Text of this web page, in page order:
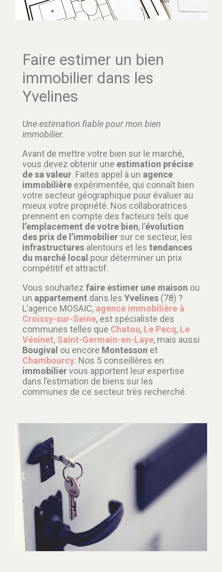
Faire estimer un bien
immobilier dans les
Yvelines
Une estimation fiable pour mon bien
immobilier.
Avant de mettre votre bien sur le marché,
vous devez obtenir une estimation précise
de sa valeur. Faites appel à un agence
immobilière expérimentée, qui connaît bien
votre secteur géographique pour évaluer au
mieux votre propriété. Nos collaboratrices
prennent en compte des facteurs tels que
l’emplacement de votre bien, l’évolution
des prix de l’immobilier sur ce secteur, les
infrastructures alentours et les tendances
du marché local pour déterminer un prix
compétitif et attractif.
Vous souhaitez faire estimer une maison ou
un appartement dans les Yvelines (78) ?
L’agence MOSAIC, agence immobilière à
Croissy-sur-Seine, est spécialiste des
communes telles que Chatou, Le Pecq, Le
Vésinet, Saint-Germain-en-Laye, mais aussi
Bougival ou encore Montesson et
Chambourcy. Nos 5 conseillères en
immobiliervous apportent leur expertise
dans l’estimation de biens sur les
communes de ce secteur très recherché.